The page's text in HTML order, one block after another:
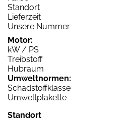
Standort
Lieferzeit
Unsere Nummer
Motor:
kW / PS
Treibstoff
Hubraum
Umweltnormen:
Schadstoffklasse
Umweltplakette
Standort